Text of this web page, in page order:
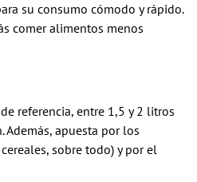
su consumo cómodo y rápido.
comer alimentos menos
referencia, entre 1,5 y 2 litros
Además, apuesta por los
sobre todo) y por el